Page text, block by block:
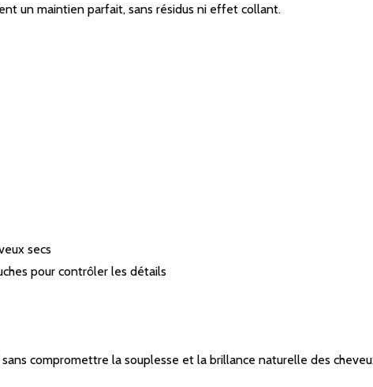
un maintien parfait, sans résidus ni effet collant.
secs
pour contrôler les détails
compromettre la souplesse et la brillance naturelle des